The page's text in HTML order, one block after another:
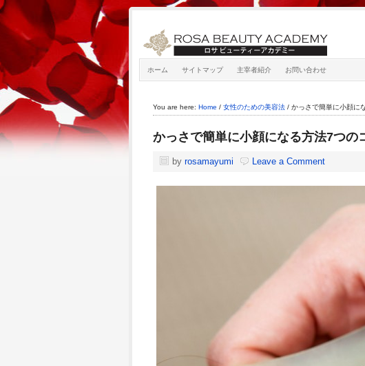
ホーム サイトマップ 主宰者紹介 お問い合わせ
You are here: Home / 女性のための美容法 / かっさで簡単に小顔に
かっさで簡単に小顔になる方法7つの
by rosamayumi Leave a Comment